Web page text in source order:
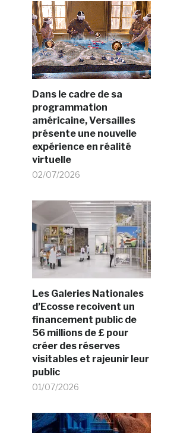
Dans le cadre de sa
programmation
américaine, Versailles
présente une nouvelle
expérience en réalité
virtuelle
02/07/2026
Les Galeries Nationales
d’Ecosse recoivent un
financement public de
56 millions de £ pour
créer des réserves
visitables et rajeunir leur
public
01/07/2026